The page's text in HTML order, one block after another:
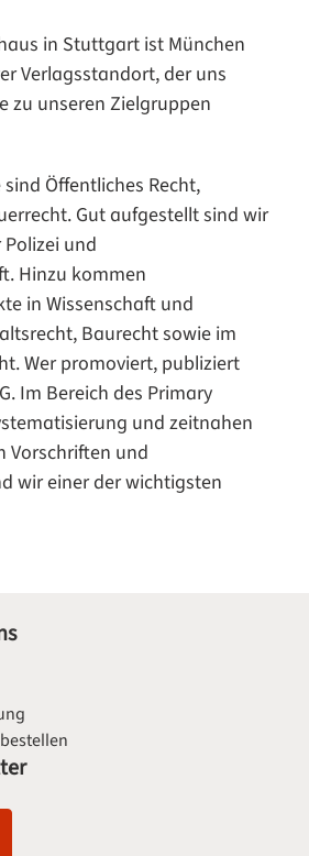
in Stuttgart ist München
Verlagsstandort, der uns
zu unseren Zielgruppen
Öffentliches Recht,
Gut aufgestellt sind wir
und
Hinzu kommen
in Wissenschaft und
Baurecht sowie im
Wer promoviert, publiziert
Im Bereich des Primary
und zeitnahen
Vorschriften und
wir einer der wichtigsten